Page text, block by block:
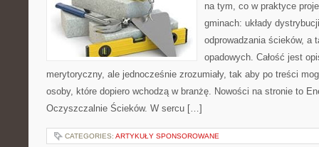
na tym, co w praktyce
gminach: układy
odprowadzania ścieków, a
opadowych. Całość jest
merytoryczny, ale jednocześnie zrozumiały, tak aby po treści
osoby, które dopiero wchodzą w branżę. Nowości na stronie to
Oczyszczalnie Ścieków. W sercu […]
CATEGORIES: ARTYKUŁY SPONSOROWANE